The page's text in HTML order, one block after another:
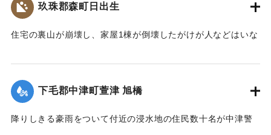
｜固有コード: 002680206
玖珠郡森町日出生
住宅の裏山が崩壊し、家屋1棟が倒壊したがけが人などはいな
｜固有コード: 002680198
下毛郡中津町萱津 旭橋
降りしきる豪雨をついて付近の浸水地の住民数十名が中津警